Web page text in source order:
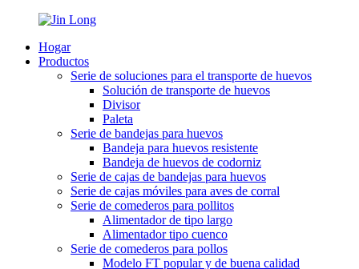
Hogar
Productos
Serie de soluciones para el transporte de huevos
Solución de transporte de huevos
Divisor
Paleta
Serie de bandejas para huevos
Bandeja para huevos resistente
Bandeja de huevos de codorniz
Serie de cajas de bandejas para huevos
Serie de cajas móviles para aves de corral
Serie de comederos para pollitos
Alimentador de tipo largo
Alimentador tipo cuenco
Serie de comederos para pollos
Modelo FT popular y de buena calidad